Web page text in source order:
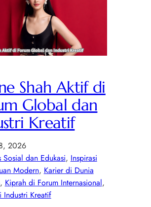
Shah Aktif di
Global dan
Kreatif
2026
Sosial dan Edukasi, Inspirasi
Modern, Karier di Dunia
, Kiprah di Forum Internasional
Industri Kreatif